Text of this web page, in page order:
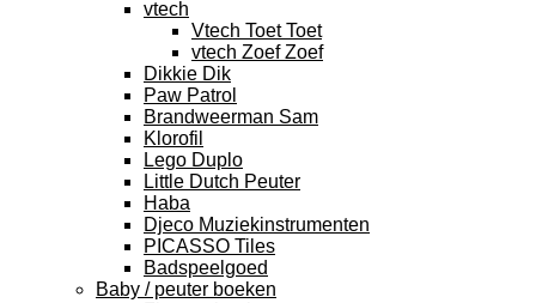
vtech
Vtech Toet Toet
vtech Zoef Zoef
Dikkie Dik
Paw Patrol
Brandweerman Sam
Klorofil
Lego Duplo
Little Dutch Peuter
Haba
Djeco Muziekinstrumenten
PICASSO Tiles
Badspeelgoed
Baby / peuter boeken